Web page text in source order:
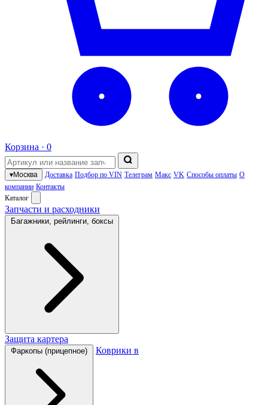
Корзина · 0
▾Москва Доставка Подбор по VIN Телеграм Макс VK Способы оплаты О
компании Контакты
Каталог
Запчасти и расходники
Багажники, рейлинги, боксы
Защита картера
Фаркопы (прицепное) Коврики в